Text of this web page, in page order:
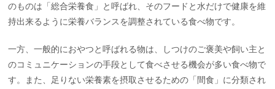
のものは「総合栄養食」と呼ばれ、そのフードと水だけで健康を維
持出来るように栄養バランスを調整されている食べ物です。
一方、一般的におやつと呼ばれる物は、しつけのご褒美や飼い主と
のコミュニケーションの手段として食べさせる機会が多い食べ物で
す。また、足りない栄養素を摂取させるための「間食」に分類され